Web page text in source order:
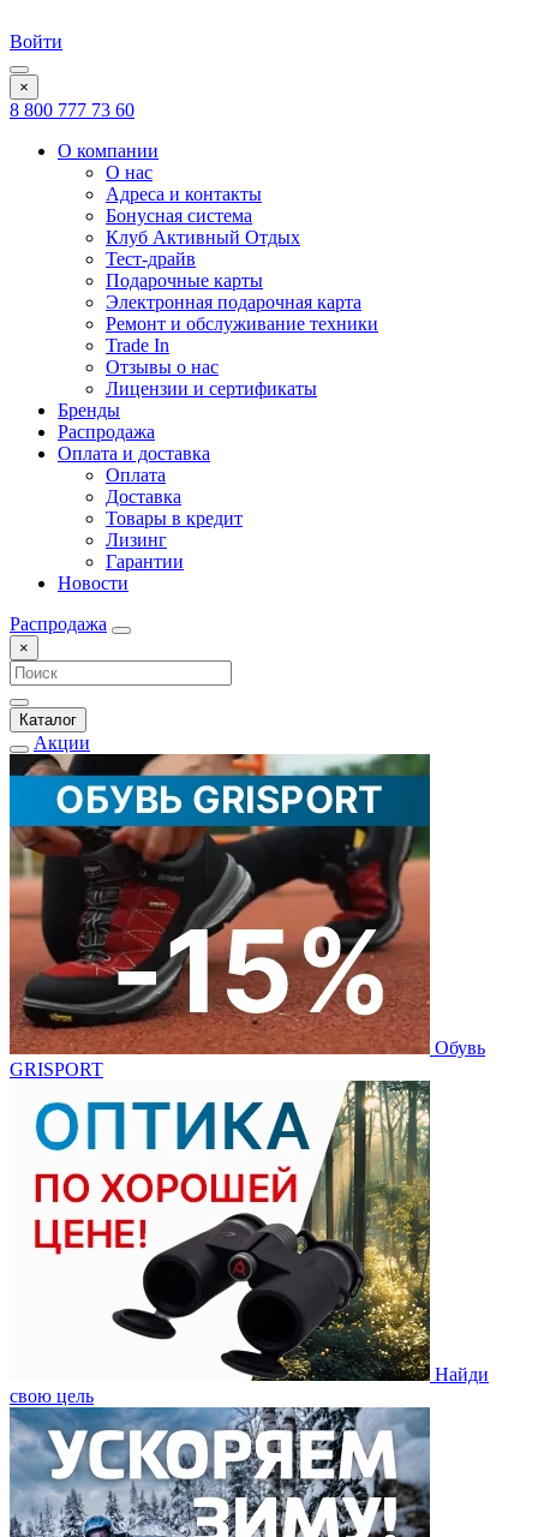
Войти
×
8 800 777 73 60
О компании
О нас
Адреса и контакты
Бонусная система
Клуб Активный Отдых
Тест-драйв
Подарочные карты
Электронная подарочная карта
Ремонт и обслуживание техники
Trade In
Отзывы о нас
Лицензии и сертификаты
Бренды
Распродажа
Оплата и доставка
Оплата
Доставка
Товары в кредит
Лизинг
Гарантии
Новости
Распродажа
×
Каталог
Акции
Обувь
GRISPORT
Найди
свою цель